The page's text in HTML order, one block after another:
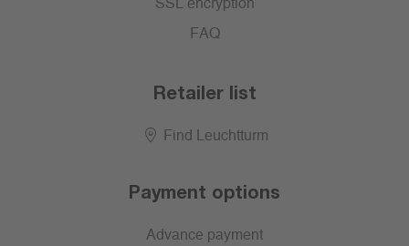
SSL encryption
FAQ
Retailer list
Find Leuchtturm
Payment options
Advance payment